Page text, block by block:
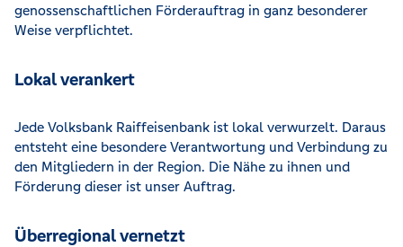
genossenschaftlichen Förderauftrag in ganz besonderer
Weise verpflichtet.
Lokal verankert
Jede Volksbank Raiffeisenbank ist lokal verwurzelt. Daraus
entsteht eine besondere Verantwortung und Verbindung zu
den Mitgliedern in der Region. Die Nähe zu ihnen und
Förderung dieser ist unser Auftrag.
Überregional vernetzt